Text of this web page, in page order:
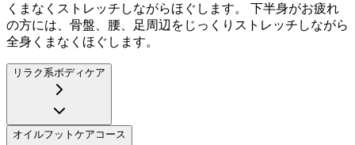
くまなくストレッチしながらほぐします。 下半身がお疲れ
の方には、骨盤、腰、足周辺をじっくりストレッチしながら
全身くまなくほぐします。
リラク系ボディケア
オイルフットケアコース